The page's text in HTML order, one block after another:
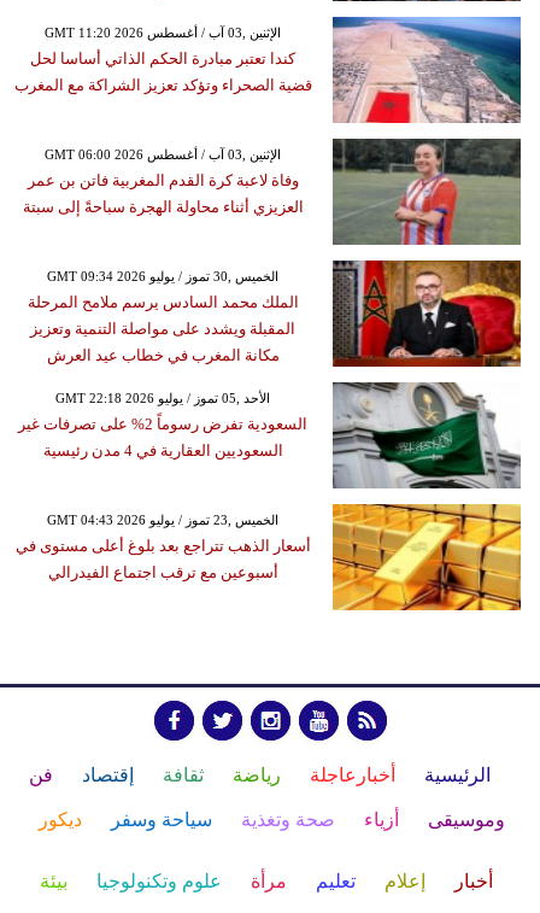
GMT 11:20 2026 الإثنين ,03 آب / أغسطس
كندا تعتبر مبادرة الحكم الذاتي أساسا لحل
قضية الصحراء وتؤكد تعزيز الشراكة مع المغرب
GMT 06:00 2026 الإثنين ,03 آب / أغسطس
وفاة لاعبة كرة القدم المغربية فاتن بن عمر
العزيزي أثناء محاولة الهجرة سباحةً إلى سبتة
GMT 09:34 2026 الخميس ,30 تموز / يوليو
الملك محمد السادس يرسم ملامح المرحلة
المقبلة ويشدد على مواصلة التنمية وتعزيز
مكانة المغرب في خطاب عيد العرش
GMT 22:18 2026 الأحد ,05 تموز / يوليو
السعودية تفرض رسوماً 2% على تصرفات غير
السعوديين العقارية في 4 مدن رئيسية
GMT 04:43 2026 الخميس ,23 تموز / يوليو
أسعار الذهب تتراجع بعد بلوغ أعلى مستوى في
أسبوعين مع ترقب اجتماع الفيدرالي
الرئيسية أخبارعاجلة رياضة ثقافة إقتصاد فن
وموسيقى أزياء صحة وتغذية سياحة وسفر ديكور
أخبار إعلام تعليم مرأة علوم وتكنولوجيا بيئة